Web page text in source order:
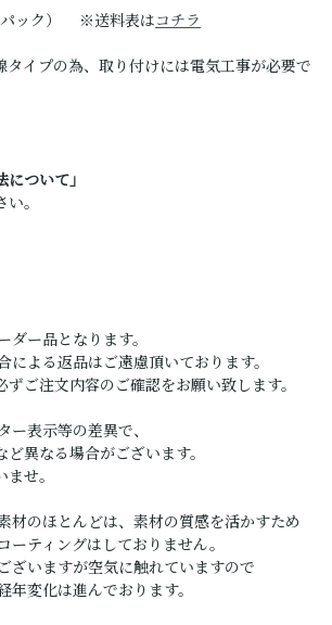
パック） ※送料表はコチラ
イプの為、取り付けには電気工事が必要で
について」
。
ー品となります。
よる返品はご遠慮頂いております。
ご注文内容のご確認をお願い致します。
表示等の差異で、
異なる場合がございます。
せ。
材のほとんどは、素材の質感を活かすため
ティングはしておりません。
いますが空気に触れていますので
変化は進んでおります。